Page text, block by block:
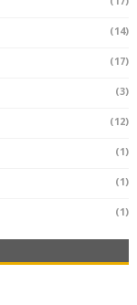
(14)
(17)
(3)
(12)
(1)
(1)
(1)